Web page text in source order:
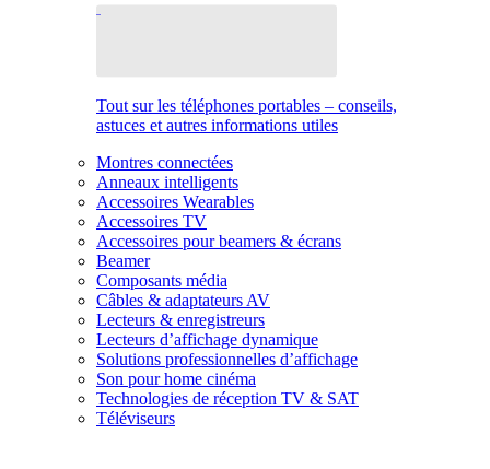
Tout sur les téléphones portables – conseils,
astuces et autres informations utiles
Montres connectées
Anneaux intelligents
Accessoires Wearables
Accessoires TV
Accessoires pour beamers & écrans
Beamer
Composants média
Câbles & adaptateurs AV
Lecteurs & enregistreurs
Lecteurs d’affichage dynamique
Solutions professionnelles d’affichage
Son pour home cinéma
Technologies de réception TV & SAT
Téléviseurs